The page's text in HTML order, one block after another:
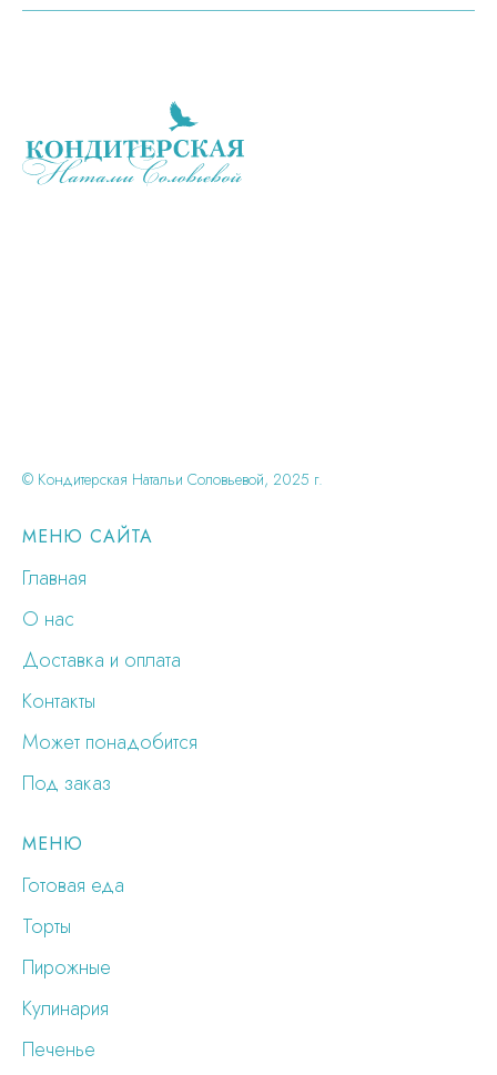
© Кондитерская Натальи Соловьевой, 2025 г.
МЕНЮ САЙТА
Главная
О нас
Доставка и оплата
Контакты
Может понадобится
Под заказ
МЕНЮ
Готовая еда
Торты
Пирожные
Кулинария
Печенье